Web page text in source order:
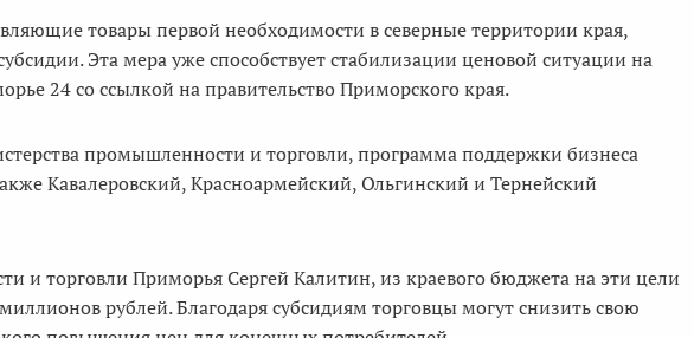
товары первой необходимости в северные территории края,
Эта мера уже способствует стабилизации ценовой ситуации на
24 со ссылкой на правительство Приморского края.
промышленности и торговли, программа поддержки бизнеса
Кавалеровский, Красноармейский, Ольгинский и Тернейский
и торговли Приморья Сергей Калитин, из краевого бюджета на эти цели
рублей. Благодаря субсидиям торговцы могут снизить свою